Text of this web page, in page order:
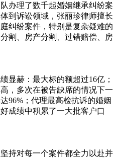
办理了数千起婚姻继承纠纷案
到诉讼领域，张丽珍律师擅长
纠纷案件，特别是复杂疑难的
割、房产分割、过错赔偿、房
显赫：最大标的额超过16亿；
，多次在被告缺席的情况下一
96%；代理最高检抗诉的婚姻
成绩中积累了一大批客户口
持对每一个案件都全力以赴并